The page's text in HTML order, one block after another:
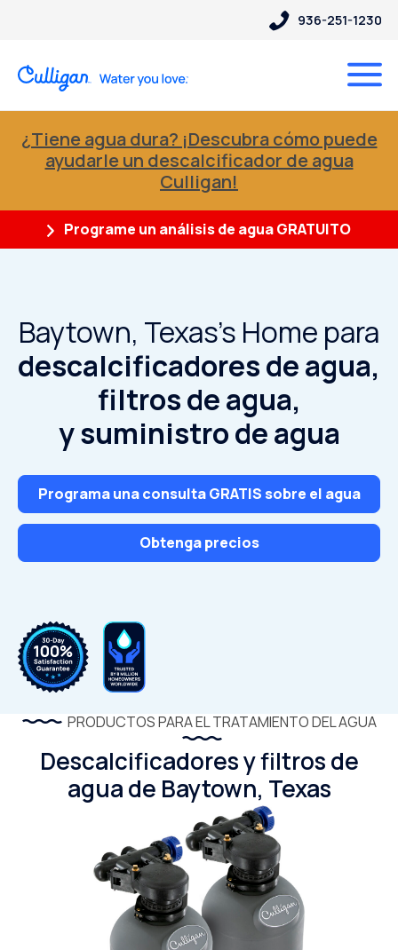
936-251-1230
¿Tiene agua dura? ¡Descubra cómo puede
ayudarle un descalcificador de agua
Culligan!
Programe un análisis de agua GRATUITO
Baytown, Texas's Home para
descalcificadores de agua,
filtros de agua,
y suministro de agua
Programa una consulta GRATIS sobre el agua
Obtenga precios
PRODUCTOS PARA EL TRATAMIENTO DEL AGUA
Descalcificadores y filtros de
agua de Baytown, Texas